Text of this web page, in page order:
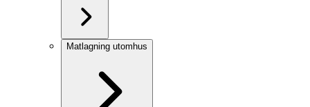
Matlagning utomhus